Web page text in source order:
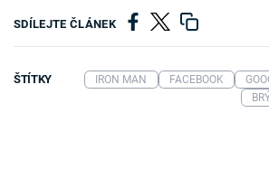
SDÍLEJTE ČLÁNEK
ŠTÍTKY IRON MAN FACEBOOK